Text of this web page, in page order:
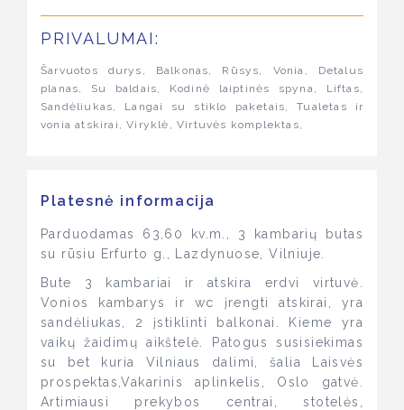
PRIVALUMAI:
Šarvuotos durys, Balkonas, Rūsys, Vonia, Detalus
planas, Su baldais, Kodinė laiptinės spyna, Liftas,
Sandėliukas, Langai su stiklo paketais, Tualetas ir
vonia atskirai, Viryklė, Virtuvės komplektas,
Platesnė informacija
Parduodamas 63,60 kv.m., 3 kambarių butas
su rūsiu Erfurto g., Lazdynuose, Vilniuje.
Bute 3 kambariai ir atskira erdvi virtuvė.
Vonios kambarys ir wc įrengti atskirai, yra
sandėliukas, 2 įstiklinti balkonai. Kieme yra
vaikų žaidimų aikštelė. Patogus susisiekimas
su bet kuria Vilniaus dalimi, šalia Laisvės
prospektas,Vakarinis aplinkelis, Oslo gatvė.
Artimiausi prekybos centrai, stotelės,